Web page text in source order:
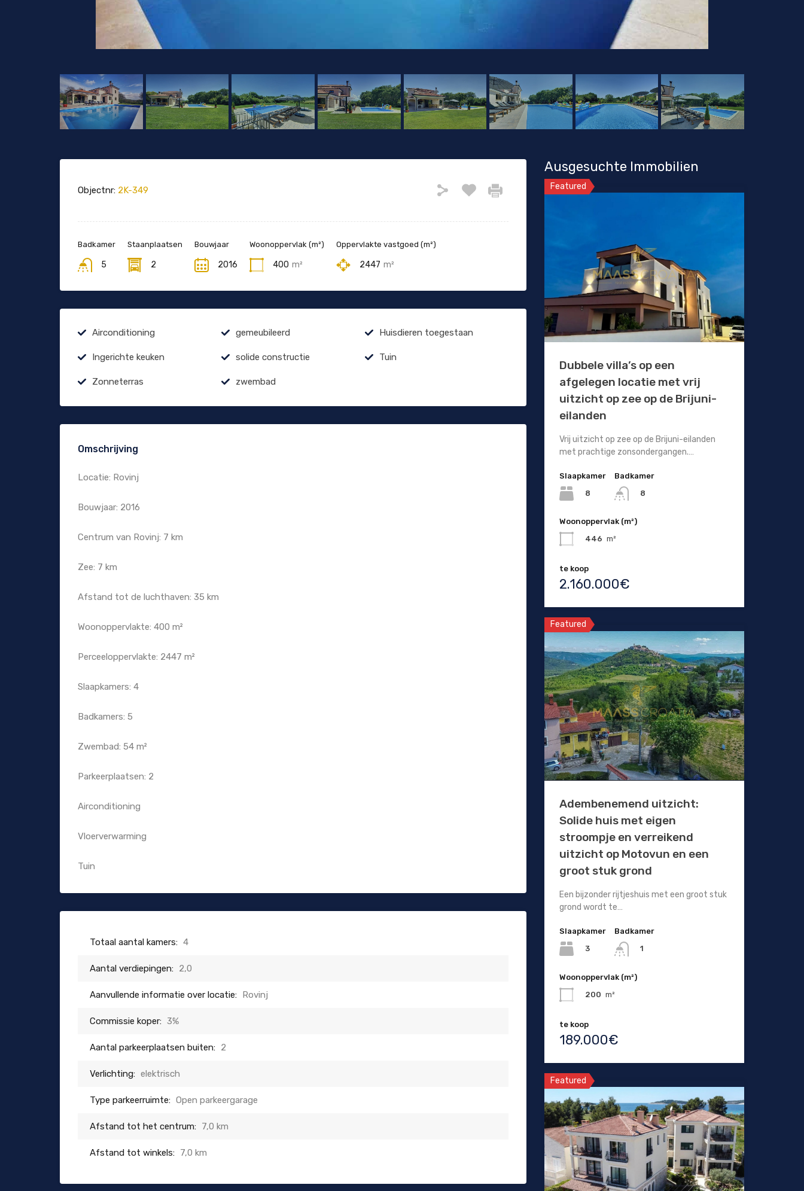
Objectnr: 2K-349
Badkamer
5
Staanplaatsen
2
Bouwjaar
2016
Woonoppervlak (m²)
400 m²
Oppervlakte vastgoed (m²)
2447 m²
Airconditioning gemeubileerd Huisdieren toegestaan
Ingerichte keuken solide constructie Tuin
Zonneterras zwembad
Omschrijving
Locatie: Rovinj
Bouwjaar: 2016
Centrum van Rovinj: 7 km
Zee: 7 km
Afstand tot de luchthaven: 35 km
Woonoppervlakte: 400 m²
Perceeloppervlakte: 2447 m²
Slaapkamers: 4
Badkamers: 5
Zwembad: 54 m²
Parkeerplaatsen: 2
Airconditioning
Vloerverwarming
Tuin
Totaal aantal kamers: 4
Aantal verdiepingen: 2,0
Aanvullende informatie over locatie: Rovinj
Commissie koper: 3%
Aantal parkeerplaatsen buiten: 2
Verlichting: elektrisch
Type parkeerruimte: Open parkeergarage
Afstand tot het centrum: 7,0 km
Afstand tot winkels: 7,0 km
Ausgesuchte Immobilien
Featured
Dubbele villa’s op een
afgelegen locatie met vrij
uitzicht op zee op de Brijuni-
eilanden
Vrij uitzicht op zee op de Brijuni-eilanden
met prachtige zonsondergangen.…
Slaapkamer
8
Badkamer
8
Woonoppervlak (m²)
446 m²
te koop
2.160.000€
Featured
Adembenemend uitzicht:
Solide huis met eigen
stroompje en verreikend
uitzicht op Motovun en een
groot stuk grond
Een bijzonder rijtjeshuis met een groot stuk
grond wordt te…
Slaapkamer
3
Badkamer
1
Woonoppervlak (m²)
200 m²
te koop
189.000€
Featured